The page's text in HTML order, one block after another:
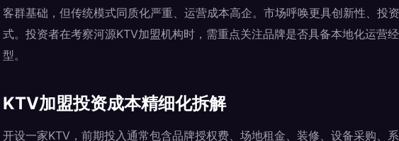
客群基础，但传统模式同质化严重、运营成本高企。市场呼唤更具创新性、投
式。投资者在考察河源KTV加盟机构时，需重点关注品牌是否具备本地化运营
型。
KTV加盟投资成本精细化拆解
开设一家KTV，前期投入通常包含品牌授权费、场地租金、装修、设备采购、